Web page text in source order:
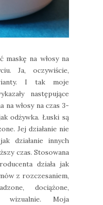
maskę na włosy na
Ja, oczywiście,
I tak moje
następujące
na włosy na czas 3-
odżywka. Łuski są
Jej działanie nie
działanie innych
czas. Stosowana
działa jak
z rozczesaniem,
dociążone,
wizualnie. Moja